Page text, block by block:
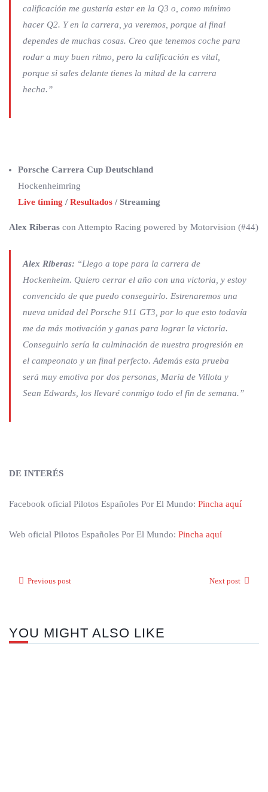
calificación me gustaría estar en la Q3 o, como mínimo
hacer Q2. Y en la carrera, ya veremos, porque al final
dependes de muchas cosas. Creo que tenemos coche para
rodar a muy buen ritmo, pero la calificación es vital,
porque si sales delante tienes la mitad de la carrera
hecha.”
Porsche Carrera Cup Deutschland
Hockenheimring
Live timing / Resultados / Streaming
Alex Riberas con Attempto Racing powered by Motorvision (#44)
Alex Riberas: “Llego a tope para la carrera de
Hockenheim. Quiero cerrar el año con una victoria, y estoy
convencido de que puedo conseguirlo. Estrenaremos una
nueva unidad del Porsche 911 GT3, por lo que esto todavía
me da más motivación y ganas para lograr la victoria.
Conseguirlo sería la culminación de nuestra progresión en
el campeonato y un final perfecto. Además esta prueba
será muy emotiva por dos personas, María de Villota y
Sean Edwards, los llevaré conmigo todo el fin de semana.”
DE INTERÉS
Facebook oficial Pilotos Españoles Por El Mundo: Pincha aquí
Web oficial Pilotos Españoles Por El Mundo: Pincha aquí
Previous post Next post
YOU MIGHT ALSO LIKE